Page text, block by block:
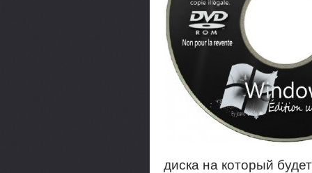
диска на который